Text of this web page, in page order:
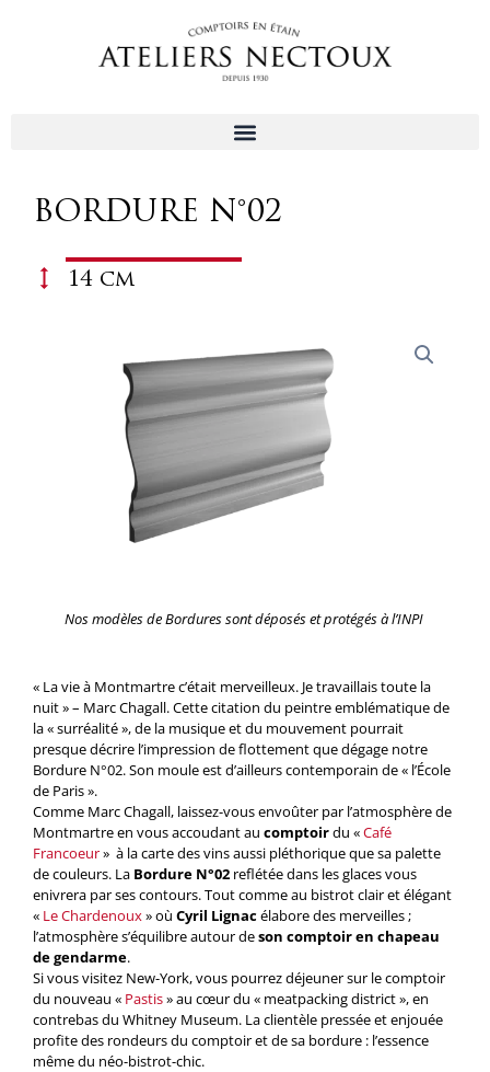
BORDURE N°02
14 cm
Nos modèles de Bordures sont déposés et protégés à l’INPI
« La vie à Montmartre c’était merveilleux. Je travaillais toute la
nuit » – Marc Chagall. Cette citation du peintre emblématique de
la « surréalité », de la musique et du mouvement pourrait
presque décrire l’impression de flottement que dégage notre
Bordure N°02. Son moule est d’ailleurs contemporain de « l’École
de Paris ».
Comme Marc Chagall, laissez-vous envoûter par l’atmosphère de
Montmartre en vous accoudant au comptoirdu «Café
Francoeur» à la carte des vins aussi pléthorique que sa palette
de couleurs. La Bordure N°02 reflétée dans les glaces vous
enivrera par ses contours. Tout comme au bistrot clair et élégant
« Le Chardenoux» où Cyril Lignacélabore des merveilles ;
l’atmosphère s’équilibre autour deson comptoir en chapeau
de gendarme.
Si vous visitez New-York, vous pourrez déjeuner sur le comptoir
du nouveau « Pastis» au cœur du « meatpacking district », en
contrebas du Whitney Museum. La clientèle pressée et enjouée
profite des rondeurs du comptoir et de sa bordure : l’essence
même du néo-bistrot-chic.